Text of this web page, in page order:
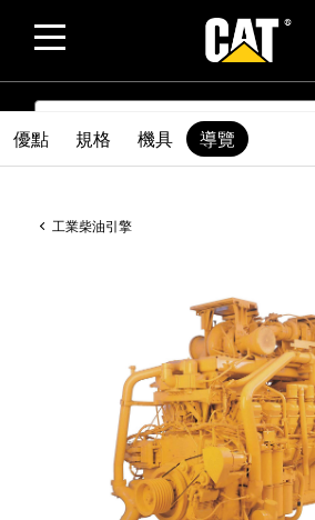
SEARCH
工業柴油引擎
優點 規格 機具 導覽